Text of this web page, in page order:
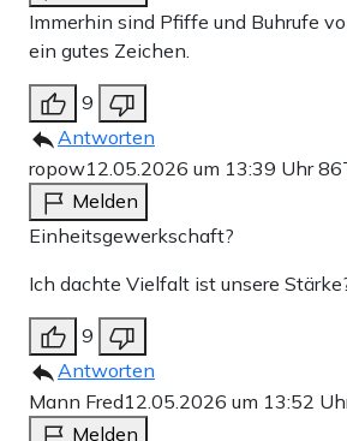
Immerhin sind Pfiffe und Buhrufe
ein gutes Zeichen.
9
Antworten
ropow12.05.2026 um 13:39 Uhr
Melden
Einheitsgewerkschaft?
Ich dachte Vielfalt ist unsere
9
Antworten
Mann Fred12.05.2026 um 13:52
Melden